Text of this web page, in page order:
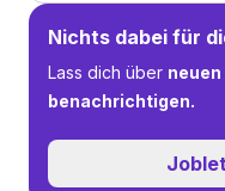
Nichts dabei für
Lass dich über
benachrichtigen.